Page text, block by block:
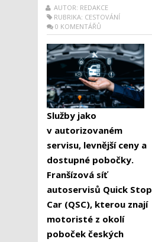
AUTOR: REDAKCE
RUBRIKA: CESTOVÁNÍ
0 KOMENTÁŘŮ
Služby jako
v autorizovaném
servisu, levnější ceny a
dostupné pobočky.
Franšízová síť
autoservisů Quick Stop
Car (QSC), kterou znají
motoristé z okolí
poboček českých